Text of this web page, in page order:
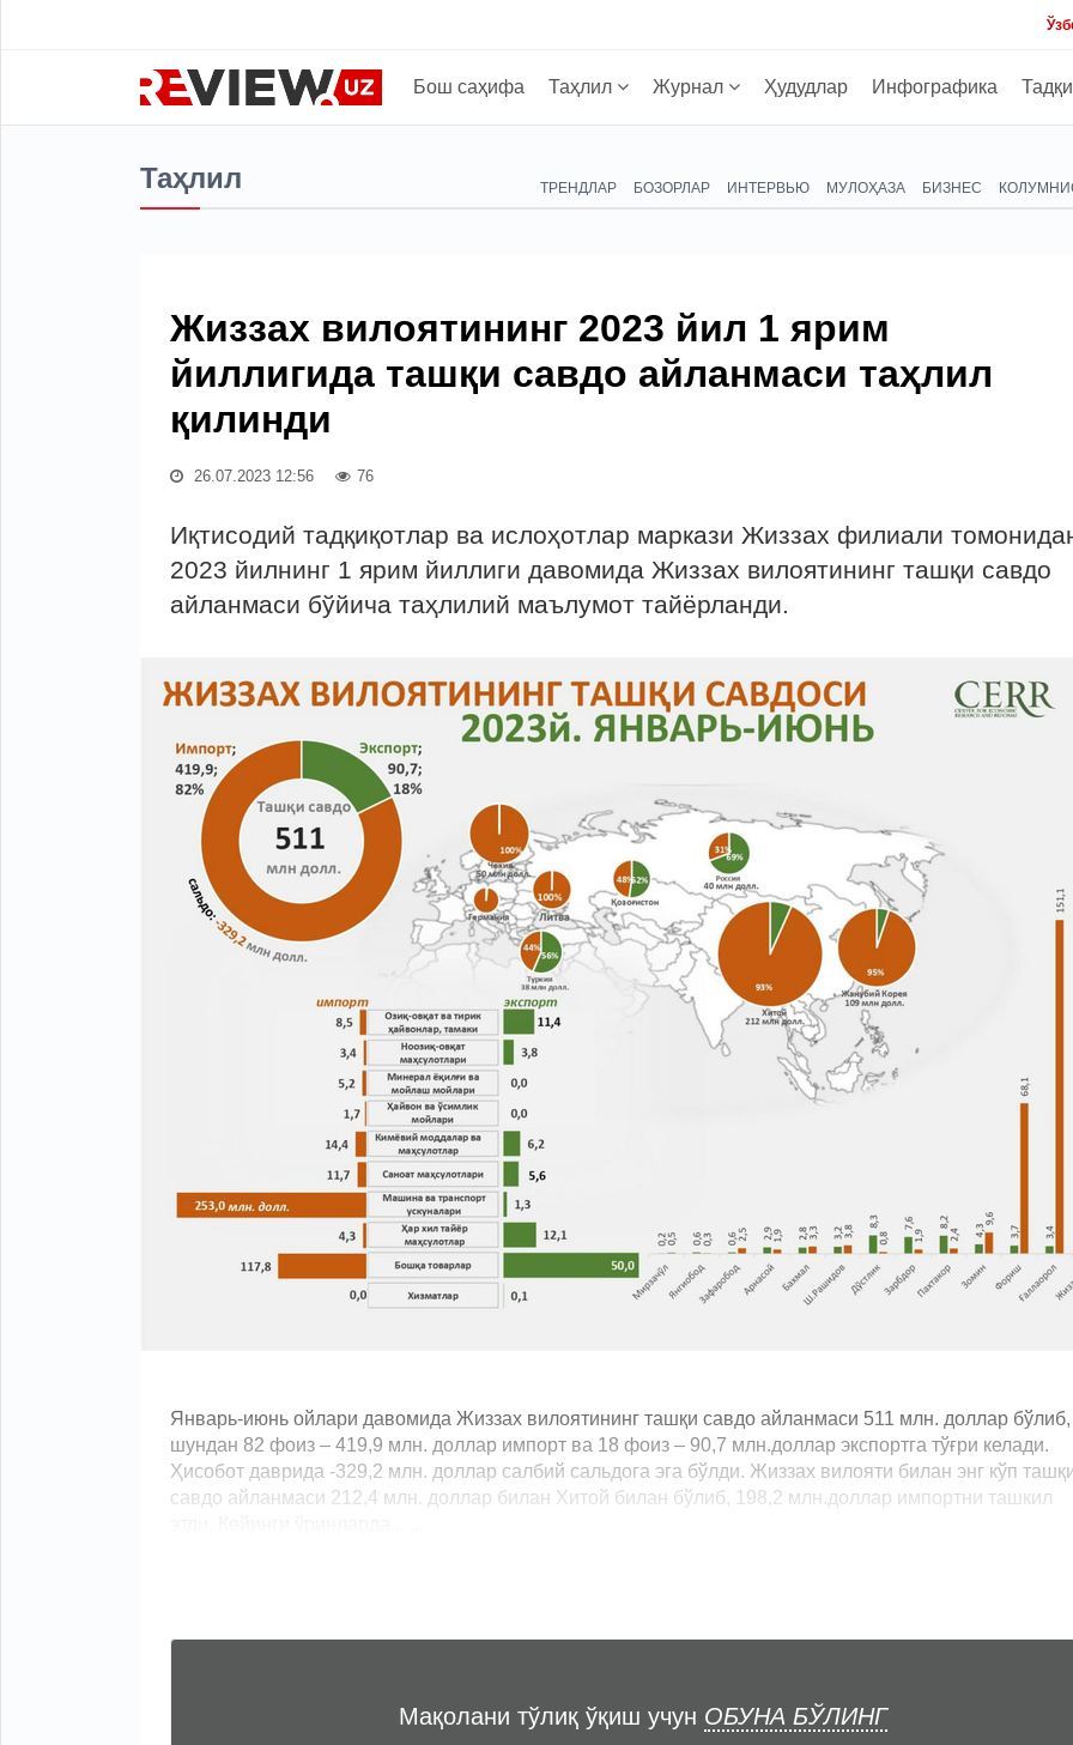
Бош саҳифа Таҳлил Журнал Ҳудудлар Инфографика
Таҳлил ТРЕНДЛАР БОЗОРЛАР ИНТЕРВЬЮ МУЛОҲАЗА БИЗНЕС
Жиззах вилоятининг 2023 йил 1 ярим
йиллигида ташқи савдо айланмаси таҳлил
қилинди
26.07.2023 12:56 76
Иқтисодий тадқиқотлар ва ислоҳотлар маркази Жиззах филиали
2023 йилнинг 1 ярим йиллиги давомида Жиззах вилоятининг ташқи савдо
айланмаси бўйича таҳлилий маълумот тайёрланди.
Январь-июнь ойлари давомида Жиззах вилоятининг ташқи савдо айланмаси 511 млн. доллар бўлиб,
шундан 82 фоиз – 419,9 млн. доллар импорт ва 18 фоиз – 90,7 млн.доллар экспортга тўғри келади.
Ҳисобот даврида -329,2 млн. доллар салбий сальдога эга бўлди. Жиззах вилояти билан энг кўп
савдо айланмаси 212,4 млн. доллар билан Хитой билан бўлиб, 198,2 млн.доллар импортни ташкил
Мақолани тўлиқ ўқиш учун ОБУНА БЎЛИНГ